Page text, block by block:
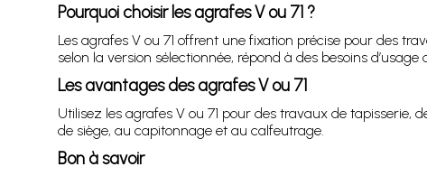
Pourquoi choisir les agrafes V ou 71 ?
Les agrafes V ou 71 offrent une fixation précise pour des
selon la version sélectionnée, répond à des besoins d’usage
Les avantages des agrafes V ou 71
Utilisez les agrafes V ou 71 pour des travaux de tapisserie,
de siège, au capitonnage et au calfeutrage.
Bon à savoir